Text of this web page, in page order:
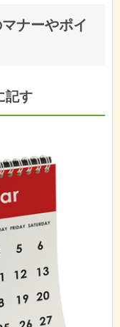
ナーやポイ
記す